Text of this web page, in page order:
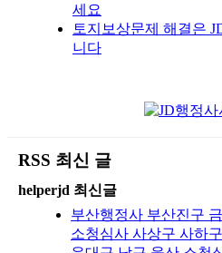
세요
토지보상문제 해결은
니다
RSS 최신 글
helperjd 최신글
부산행정사 부산진구
소청심사 사상구 사하